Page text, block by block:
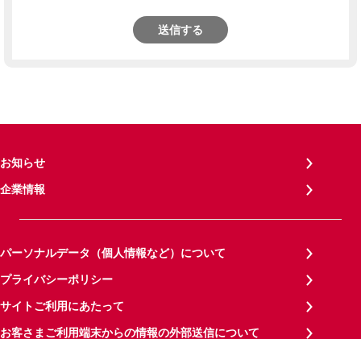
送信する
お知らせ
企業情報
パーソナルデータ（個人情報など）について
プライバシーポリシー
サイトご利用にあたって
お客さまご利用端末からの情報の外部送信について